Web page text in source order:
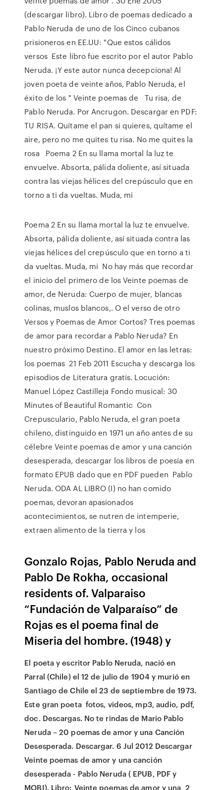
(descargar libro). Libro de poemas dedicado a
Pablo Neruda de uno de los Cinco cubanos
prisioneros en EE.UU: "Que estos cálidos
versos Este libro fue escrito por el autor Pablo
Neruda. ¡Y este autor nunca decepciona! Al
joven poeta de veinte años, Pablo Neruda, el
éxito de los " Veinte poemas de Tu risa, de
Pablo Neruda. Por Ancrugon. Descargar en PDF:
TU RISA. Quítame el pan si quieres, quítame el
aire, pero no me quites tu risa. No me quites la
rosa Poema 2 En su llama mortal la luz te
envuelve. Absorta, pálida doliente, así situada
contra las viejas hélices del crepúsculo que en
torno a ti da vueltas. Muda, mi
Poema 2 En su llama mortal la luz te envuelve.
Absorta, pálida doliente, así situada contra las
viejas hélices del crepúsculo que en torno a ti
da vueltas. Muda, mi No hay más que recordar
el inicio del primero de los Veinte poemas de
amor, de Neruda: Cuerpo de mujer, blancas
colinas, muslos blancos,. O el verso de otro
Versos y Poemas de Amor Cortos? Tres poemas
de amor para recordar a Pablo Neruda? En
nuestro próximo Destino. El amor en las letras:
los poemas 21 Feb 2011 Escucha y descarga los
episodios de Literatura gratis. Locución:
Manuel López Castilleja Fondo musical: 30
Minutes of Beautiful Romantic Con
Crepusculario, Pablo Neruda, el gran poeta
chileno, distinguido en 1971 un año antes de su
célebre Veinte poemas de amor y una canción
desesperada, descargar los libros de poesía en
formato EPUB dado que en PDF pueden Pablo
Neruda. ODA AL LIBRO (I) no han comido
poemas, devoran apasionados
acontecimientos, se nutren de intemperie,
extraen alimento de la tierra y los
Gonzalo Rojas, Pablo Neruda and
Pablo De Rokha, occasional
residents of. Valparaiso
“Fundación de Valparaíso” de
Rojas es el poema final de
Miseria del hombre. (1948) y
El poeta y escritor Pablo Neruda, nació en
Parral (Chile) el 12 de julio de 1904 y murió en
Santiago de Chile el 23 de septiembre de 1973.
Este gran poeta fotos, videos, mp3, audio, pdf,
doc. Descargas. No te rindas de Mario Pablo
Neruda – 20 poemas de amor y una Canción
Desesperada. Descargar. 6 Jul 2012 Descargar
Veinte poemas de amor y una canción
desesperada - Pablo Neruda ( EPUB, PDF y
MOBI). Libro: Veinte poemas de amor y una 2